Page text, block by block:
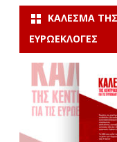
ΚΆΛΕΣΜΑ ΤΗΣ
ΕΥΡΩΕΚΛΟΓΈΣ